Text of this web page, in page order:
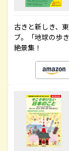
古きと新しき、
ブ。「地球の歩
絶景集！